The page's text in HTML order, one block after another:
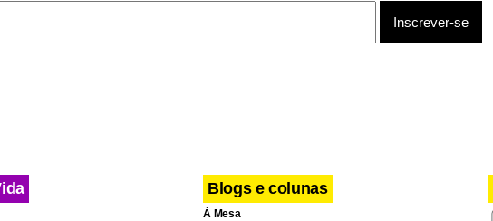
Blogs e colunas
À Mesa